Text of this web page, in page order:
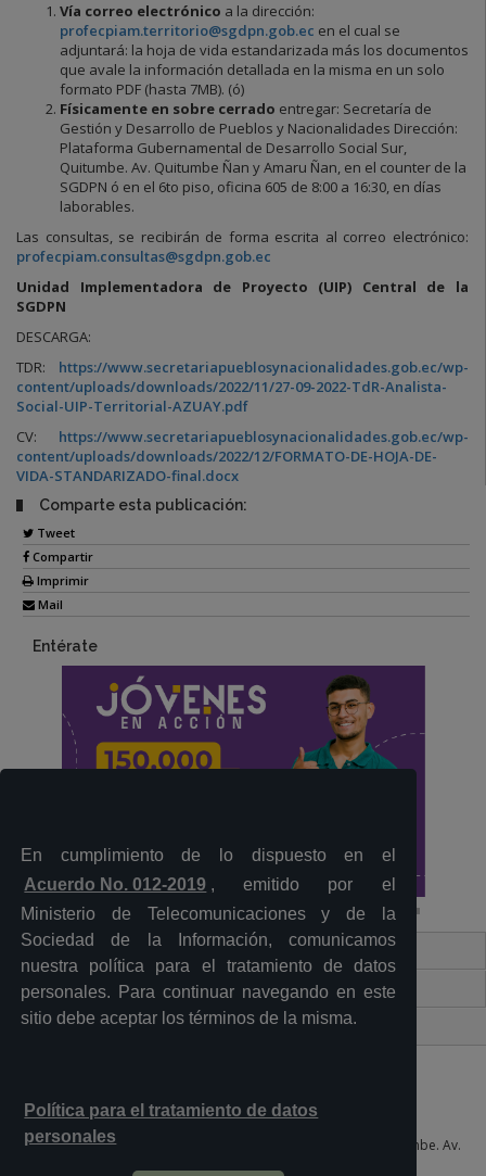
En cumplimiento de lo dispuesto en el
Acuerdo No. 012-2019 , emitido por el
Ministerio de Telecomunicaciones y de la
Sociedad de la Información, comunicamos
nuestra política para el tratamiento de datos
personales. Para continuar navegando en este
sitio debe aceptar los términos de la misma.
Política para el tratamiento de datos
personales
Vía correo electrónico a la dirección:
profecpiam.territorio@sgdpn.gob.ec en el cual se
adjuntará: la hoja de vida estandarizada más los documentos
que avale la información detallada en la misma en un solo
formato PDF (hasta 7MB). (ó)
Físicamente en sobre cerrado entregar: Secretaría de
Gestión y Desarrollo de Pueblos y Nacionalidades Dirección:
Plataforma Gubernamental de Desarrollo Social Sur,
Quitumbe. Av. Quitumbe Ñan y Amaru Ñan, en el counter de la
SGDPN ó en el 6to piso, oficina 605 de 8:00 a 16:30, en días
laborables.
Las consultas, se recibirán de forma escrita al correo electrónico:
profecpiam.consultas@sgdpn.gob.ec
Unidad Implementadora de Proyecto (UIP) Central de la
SGDPN
DESCARGA:
TDR: https://www.secretariapueblosynacionalidades.gob.ec/wp-
content/uploads/downloads/2022/11/27-09-2022-TdR-Analista-
Social-UIP-Territorial-AZUAY.pdf
CV: https://www.secretariapueblosynacionalidades.gob.ec/wp-
content/uploads/downloads/2022/12/FORMATO-DE-HOJA-DE-
VIDA-STANDARIZADO-final.docx
Comparte esta publicación:
Tweet
Compartir
Imprimir
Mail
Entérate
Contacto Ciudadano Digital
Portal Trámites Ciudadanos
Sistema Nacional de Información (SNI)
Plataforma Gubernamental de Desarrollo Social del Sur, Quitumbe. Av.